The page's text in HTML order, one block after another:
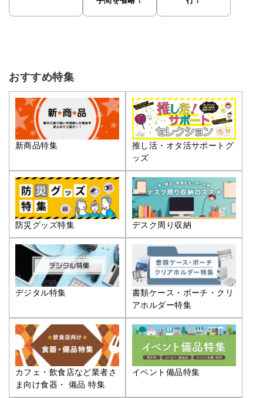
おすすめ特集
新商品特集
推し活・オタ活サポートグ
ッズ
防災グッズ特集 デスク周り収納
デジタル特集
書類ケース・ポーチ・クリ
アホルダー特集
カフェ・飲食店など業者さ
ま向け食器・ 備品 特集
イベント備品特集